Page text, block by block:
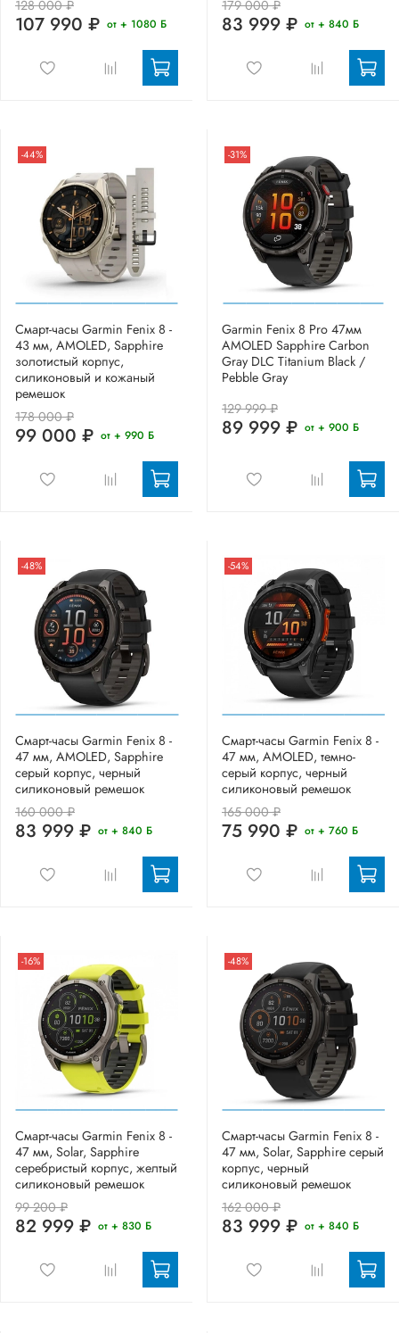
128 000 ₽
107 990 ₽ от + 1080 Б
179 000 ₽
83 999 ₽ от + 840 Б
-44%
Смарт-часы Garmin Fenix 8 -
43 мм, AMOLED, Sapphire
золотистый корпус,
силиконовый и кожаный
ремешок
178 000 ₽
99 000 ₽ от + 990 Б
-31%
Garmin Fenix 8 Pro 47мм
AMOLED Sapphire Carbon
Gray DLC Titanium Black /
Pebble Gray
129 999 ₽
89 999 ₽ от + 900 Б
-48%
Смарт-часы Garmin Fenix 8 -
47 мм, AMOLED, Sapphire
серый корпус, черный
силиконовый ремешок
160 000 ₽
83 999 ₽ от + 840 Б
-54%
Смарт-часы Garmin Fenix 8 -
47 мм, AMOLED, темно-
серый корпус, черный
силиконовый ремешок
165 000 ₽
75 990 ₽ от + 760 Б
-16%
Смарт-часы Garmin Fenix 8 -
47 мм, Solar, Sapphire
серебристый корпус, желтый
силиконовый ремешок
99 200 ₽
82 999 ₽ от + 830 Б
-48%
Смарт-часы Garmin Fenix 8 -
47 мм, Solar, Sapphire серый
корпус, черный
силиконовый ремешок
162 000 ₽
83 999 ₽ от + 840 Б